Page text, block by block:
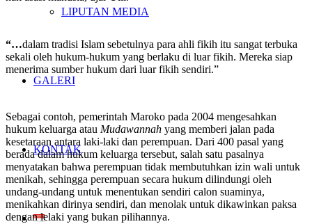
LIPUTAN MEDIA
GALERI
KONTAK
“…dalam tradisi Islam sebetulnya para ahli fikih itu sangat terbuka
sekali oleh hukum-hukum yang berlaku di luar fikih. Mereka siap
menerima sumber hukum dari luar fikih sendiri.”
Sebagai contoh, pemerintah Maroko pada 2004 mengesahkan
hukum keluarga atau Mudawannah yang memberi jalan pada
kesetaraan antara laki-laki dan perempuan. Dari 400 pasal yang
berada dalam hukum keluarga tersebut, salah satu pasalnya
menyatakan bahwa perempuan tidak membutuhkan izin wali untuk
menikah, sehingga perempuan secara hukum dilindungi oleh
undang-undang untuk menentukan sendiri calon suaminya,
menikahkan dirinya sendiri, dan menolak untuk dikawinkan paksa
dengan lelaki yang bukan pilihannya.